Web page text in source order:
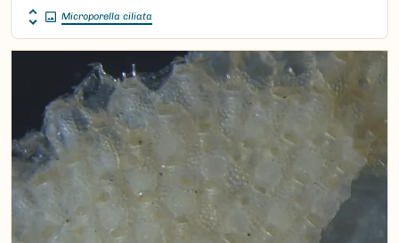
Microporella ciliata